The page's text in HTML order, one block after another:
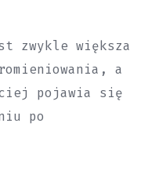
zwykle większa
a
pojawia się
po